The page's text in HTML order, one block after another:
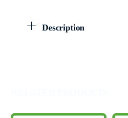
MeganikaDescription